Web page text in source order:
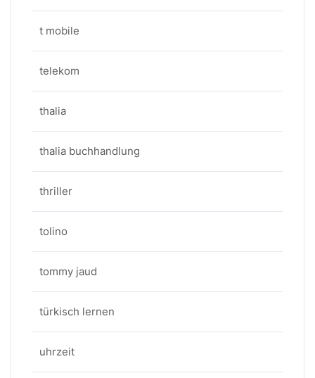
t mobile
telekom
thalia
thalia buchhandlung
thriller
tolino
tommy jaud
türkisch lernen
uhrzeit